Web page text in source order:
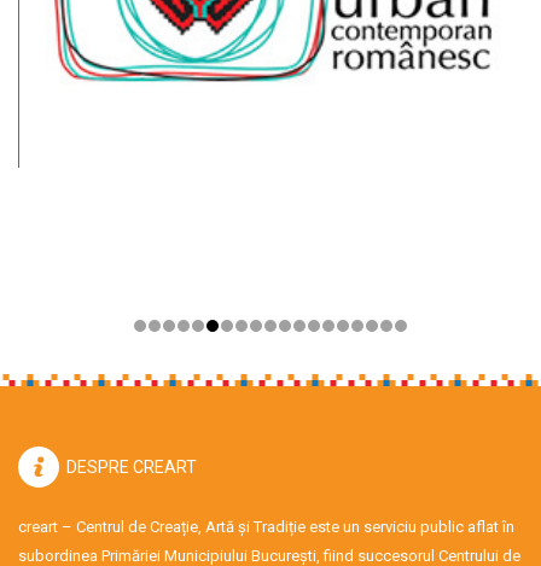
DESPRE CREART
creart – Centrul de Creație, Artă și Tradiție este un serviciu public aflat în
subordinea Primăriei Municipiului București, fiind succesorul Centrului de